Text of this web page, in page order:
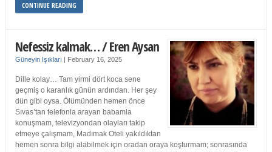
CONTINUE READING
Nefessiz kalmak… / Eren Aysan
Güneyin Işıkları | February 16, 2025
Dille kolay… Tam yirmi dört koca sene
geçmiş o karanlık günün ardından. Her şey
dün gibi oysa. Ölümünden hemen önce
Sıvas’tan telefonla arayan babamla
konuşmam, televizyondan olayları takip
etmeye çalışmam, Madımak Oteli yakıldıktan
hemen sonra bilgi alabilmek için oradan oraya koşturmam; sonrasında